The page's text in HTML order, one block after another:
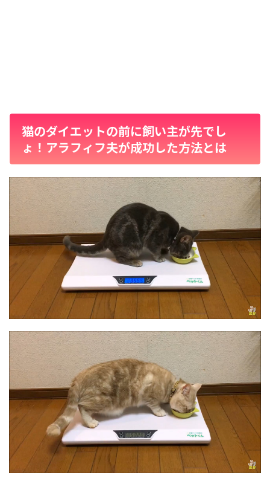
猫のダイエットの前に飼い主が先でし
ょ！アラフィフ夫が成功した方法とは